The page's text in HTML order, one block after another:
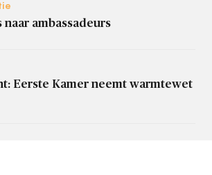
ambassadeurs
Eerste Kamer neemt warmtewet